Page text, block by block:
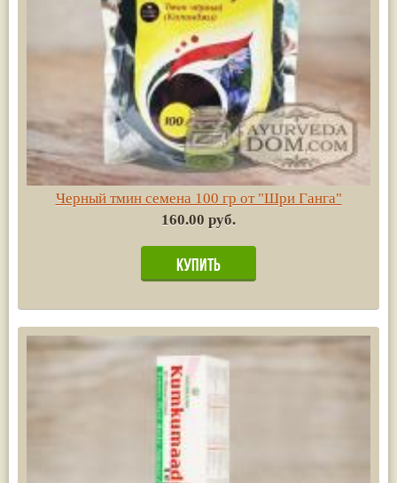
Черный тмин семена 100 гр от "Шри Ганга"
160.00 руб.